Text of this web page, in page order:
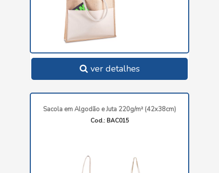
ver detalhes
Sacola em Algodão e Juta 220g/m² (42x38cm)
Cod.: BAC015